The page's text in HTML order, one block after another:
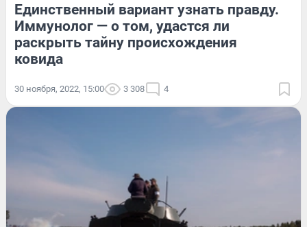
Единственный вариант узнать правду.
Иммунолог — о том, удастся ли
раскрыть тайну происхождения
ковида
30 ноября, 2022, 15:00 3 308 4